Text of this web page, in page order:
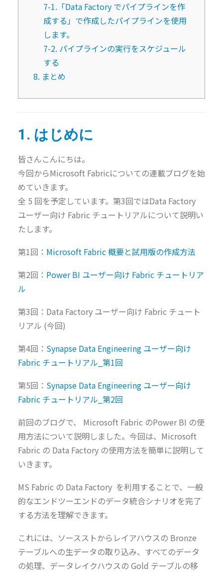
7-1.「Data Factory でパイプラインを作
成する」で作成したパイプラインを使用
します。
7-2. パイプラインの実行をスケジュール
する
8. まとめ
1. はじめに
皆さんこんにちは。
今回からMicrosoft Fabricについての連載ブログを始
めていきます。
全 5 回を予定しています。第3回ではData Factory
ユーザー向け Fabric チュートリアルについて説明い
たします。
第1回： Microsoft Fabric 概要と試用版の作成方法
第2回： Power BI ユーザー向け Fabric チュートリア
ル
第3回：Data Factory ユーザー向け Fabric チュート
リアル (今回)
第4回： Synapse Data Engineering ユーザー向け
Fabric チュートリアル_第1回​
第5回： Synapse Data Engineering ユーザー向け
Fabric チュートリアル_第2回​
前回のブログで、 Microsoft Fabric のPower BI の使
用方法について説明しました。今回は、Microsoft
Fabric の Data Factory の使用方法を簡単に説明して
いきます。
MS Fabric の Data Factory を利用することで、一般
的なエンドツーエンドのデータ統合シナリオを完了
する方法を理解できます。
これには、ソースストからレイアハウスの Bronze
テーブルへの生データの取り込み、すべてのデータ
の処理、データレイクハウスの Gold テーブルの移